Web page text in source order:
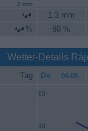
2 mm
1.3 mm
%
80 %
Wetter-Details
Tag Do. 06.08.
40
60